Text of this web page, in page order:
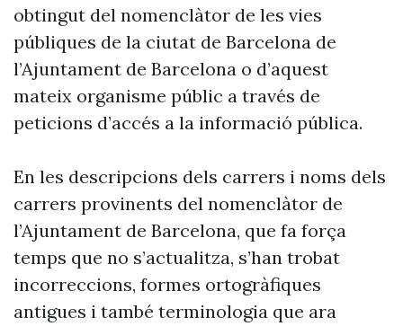
obtingut del nomenclàtor de les vies
públiques de la ciutat de Barcelona de
l’Ajuntament de Barcelona o d’aquest
mateix organisme públic a través de
peticions d’accés a la informació pública.
En les descripcions dels carrers i noms dels
carrers provinents del nomenclàtor de
l’Ajuntament de Barcelona, que fa força
temps que no s’actualitza, s’han trobat
incorreccions, formes ortogràfiques
antigues i també terminologia que ara